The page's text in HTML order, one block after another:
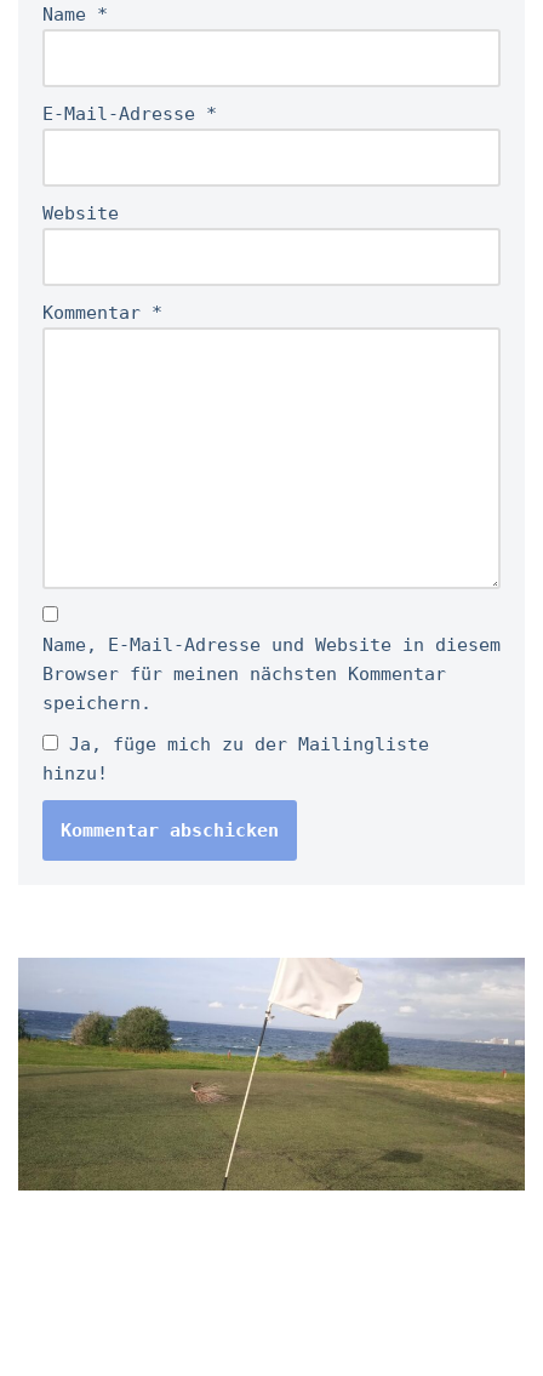
Name *
E-Mail-Adresse *
Website
Kommentar *
Name, E-Mail-Adresse und Website in diesem
Browser für meinen nächsten Kommentar
speichern.
Ja, füge mich zu der Mailingliste
hinzu!